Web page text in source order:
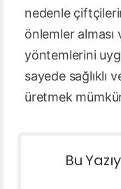
nedenle
önlemler
yöntemlerini
sayede sağlıklı
üretmek
Bu